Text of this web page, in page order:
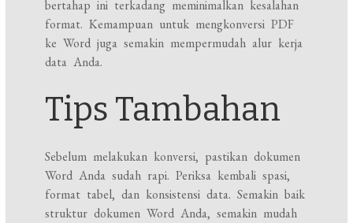
bertahap ini terkadang meminimalkan kesalahan
format. Kemampuan untuk mengkonversi PDF
ke Word juga semakin mempermudah alur kerja
data Anda.
Tips Tambahan
Sebelum melakukan konversi, pastikan dokumen
Word Anda sudah rapi. Periksa kembali spasi,
format tabel, dan konsistensi data. Semakin baik
struktur dokumen Word Anda, semakin mudah